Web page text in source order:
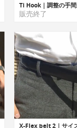
販売終了